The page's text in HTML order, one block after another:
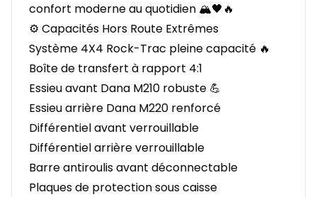
confort moderne au quotidien 🏔️🖤🔥
⚙️ Capacités Hors Route Extrêmes
Système 4X4 Rock-Trac pleine capacité 🔥
Boîte de transfert à rapport 4:1
Essieu avant Dana M210 robuste 💪
Essieu arrière Dana M220 renforcé
Différentiel avant verrouillable
Différentiel arrière verrouillable
Barre antiroulis avant déconnectable
Plaques de protection sous caisse